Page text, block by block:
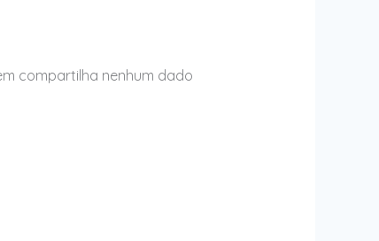
compartilha nenhum dado